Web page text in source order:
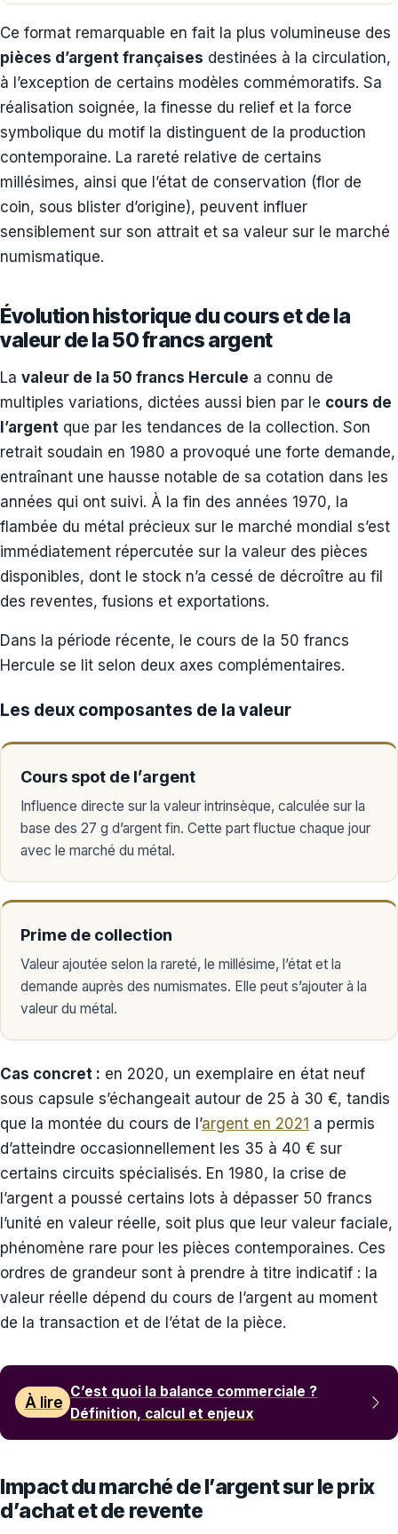
Ce format remarquable en fait la plus volumineuse des
pièces d’argent françaises destinées à la circulation,
à l’exception de certains modèles commémoratifs. Sa
réalisation soignée, la finesse du relief et la force
symbolique du motif la distinguent de la production
contemporaine. La rareté relative de certains
millésimes, ainsi que l’état de conservation (flor de
coin, sous blister d’origine), peuvent influer
sensiblement sur son attrait et sa valeur sur le marché
numismatique.
Évolution historique du cours et de la
valeur de la 50 francs argent
La valeur de la 50 francs Hercule a connu de
multiples variations, dictées aussi bien par le cours de
l’argent que par les tendances de la collection. Son
retrait soudain en 1980 a provoqué une forte demande,
entraînant une hausse notable de sa cotation dans les
années qui ont suivi. À la fin des années 1970, la
flambée du métal précieux sur le marché mondial s’est
immédiatement répercutée sur la valeur des pièces
disponibles, dont le stock n’a cessé de décroître au fil
des reventes, fusions et exportations.
Dans la période récente, le cours de la 50 francs
Hercule se lit selon deux axes complémentaires.
Les deux composantes de la valeur
Cours spot de l’argent
Influence directe sur la valeur intrinsèque, calculée sur la
base des 27 g d’argent fin. Cette part fluctue chaque jour
avec le marché du métal.
Prime de collection
Valeur ajoutée selon la rareté, le millésime, l’état et la
demande auprès des numismates. Elle peut s’ajouter à la
valeur du métal.
Cas concret : en 2020, un exemplaire en état neuf
sous capsule s’échangeait autour de 25 à 30 €, tandis
que la montée du cours de l’argent en 2021 a permis
d’atteindre occasionnellement les 35 à 40 € sur
certains circuits spécialisés. En 1980, la crise de
l’argent a poussé certains lots à dépasser 50 francs
l’unité en valeur réelle, soit plus que leur valeur faciale,
phénomène rare pour les pièces contemporaines. Ces
ordres de grandeur sont à prendre à titre indicatif : la
valeur réelle dépend du cours de l’argent au moment
de la transaction et de l’état de la pièce.
À lire
C’est quoi la balance commerciale ?
Définition, calcul et enjeux
Impact du marché de l’argent sur le prix
d’achat et de revente